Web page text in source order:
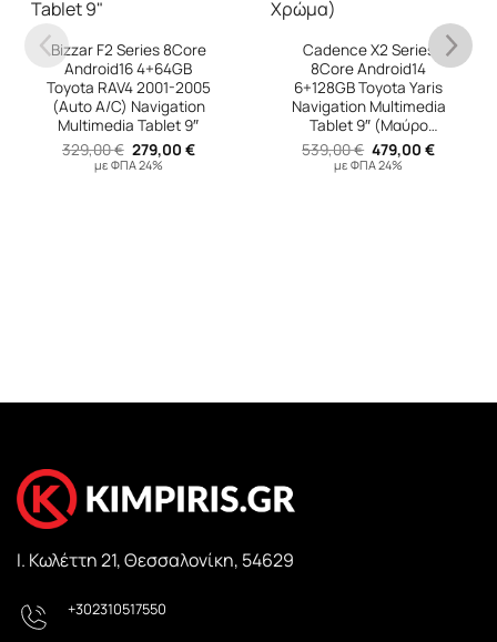
Cadence X2 Series
8Core Android14
6+128GB Toyota Yaris
Navigation Multimedia
Tablet 9″ (Μαύρο
Χρώμα)
539,00€ Original
price
479,00€Η
με ΦΠΑ 24%
Bizzar F2 Series 8Core
Android16 4+64GB VW
Group Navigation
Multimedia Tablet 10″
Ι. Κωλέττη 21, Θεσσαλονίκη, 54629
+302310517550